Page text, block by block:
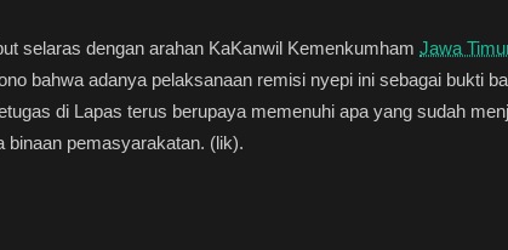
selaras dengan arahan KaKanwil Kemenkumham Jawa
bahwa adanya pelaksanaan remisi nyepi ini sebagai bukti
di Lapas terus berupaya memenuhi apa yang sudah
binaan pemasyarakatan. (lik).